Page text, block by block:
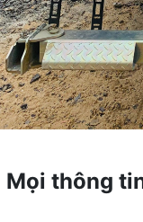
Mọi thông